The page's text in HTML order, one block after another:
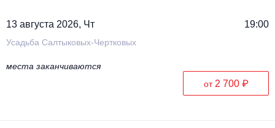
13 августа 2026, Чт 19:00
Усадьба Салтыковых-Чертковых
места заканчиваются
от 2 700 ₽